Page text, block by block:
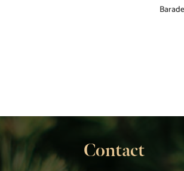
Contact